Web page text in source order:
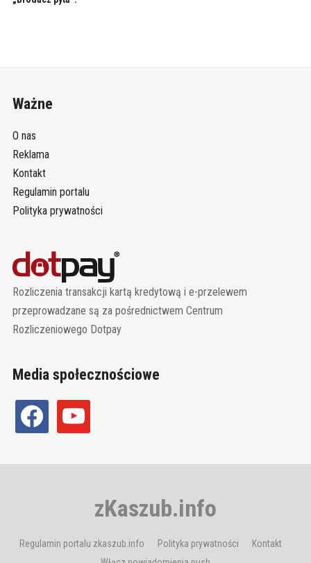
Ważne
O nas
Reklama
Kontakt
Regulamin portalu
Polityka prywatności
Rozliczenia transakcji kartą kredytową i e-przelewem
przeprowadzane są za pośrednictwem Centrum
Rozliczeniowego Dotpay
Media społecznościowe
facebook youtube
zKaszub.info
Regulamin portalu zkaszub.info Polityka prywatności
Kontakt